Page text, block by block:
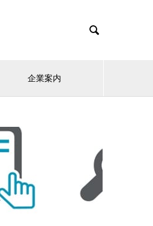

企業案内